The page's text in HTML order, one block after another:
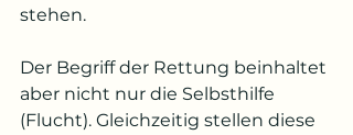
stehen.
Der Begriff der Rettung beinhaltet
aber nicht nur die Selbsthilfe
(Flucht). Gleichzeitig stellen diese